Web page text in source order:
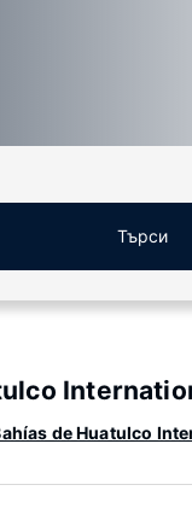
Търси
de Huatulco